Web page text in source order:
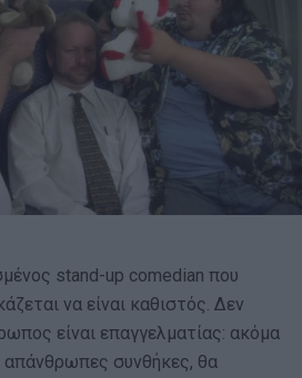
stand-up comedian που
να είναι καθιστός. Δεν
είναι επαγγελματίας: ακόμα
απάνθρωπες συνθήκες, θα